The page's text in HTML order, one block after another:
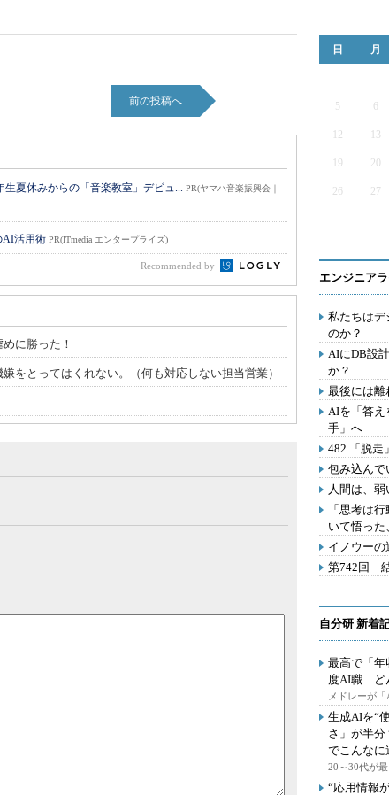
前の投稿へ
夏休みからの「音楽教室」デビュ... PR(ヤマハ音楽振興会｜
AI活用術 PR(ITmedia エンタープライズ)
Recommended by
に勝った！
をとってはくれない。（何も対応しない担当営業）
日 月
5 6
12 13
19 20
26 27
エンジニア
私たちはデ
のか？
AIにDB設
か？
最後には離
AIを「答え
手」へ
482.「脱走
包み込んで
人間は、
「思考は
いて悟っ
イノウー
第742回
自分研 新着
最高で「
度AI職 ど
メドレーが
生成AIを“
さ」が半
でこんなに
20～30代が
“応用情報